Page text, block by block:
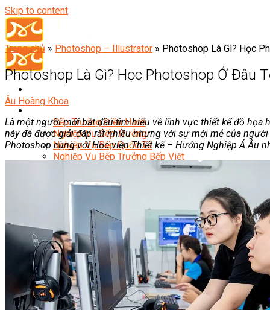
Skip to content
Bếp Trưởng Điều Hành
Nghiệp Vụ Bếp Trưởng
Nghiệp Vụ Bếp Quốc Tế
Nghiệp Vụ Bếp Trưởng Bếp Việt
Nghiệp Vụ Bếp Trưởng Bếp Âu
Nghiệp Vụ Bếp Trưởng Bếp Á
Nghiệp Vụ Bếp Trưởng Bếp Nhật
Nghiệp Vụ Bếp Hàn
Nghiệp Vụ Bếp Thái
Nghiệp Vụ Bếp Chay
Nghiệp Vụ Quản Lý Bếp
Nghiệp Vụ Cấp Dưỡng
Nghiệp Vụ Bếp Phụ
Điểm Tâm Hồng Kông
Eat Clean
Food Stylist
Trang chủ » Photoshop – Illustrator » Photoshop Là Gì? Học
Photoshop Là Gì? Học Photoshop Ở Đâu
Âu Hoàng Khoa
Là một người mới bắt đầu tìm hiểu về lĩnh vực thiết kế đồ họa
này đã được giải đáp rất nhiều nhưng với sự mới mẻ của
Photoshop cùng với Học viện Thiết kế – Hướng Nghiệp Á Âu